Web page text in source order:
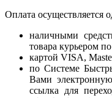
Оплата осуществляется
наличными
товара курьером
картой VISA,
по Системе
Вами
ссылка для